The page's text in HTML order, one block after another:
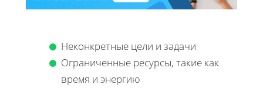
Неконкретные цели и задачи
Ограниченные ресурсы, такие как
время и энергию